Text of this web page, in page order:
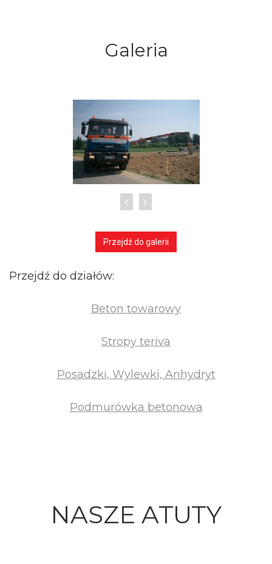
Galeria
Przejdź do galerii
Przejdź do działów:
Beton towarowy
Stropy teriva
Posadzki, Wylewki, Anhydryt
Podmurówka betonowa
NASZE ATUTY